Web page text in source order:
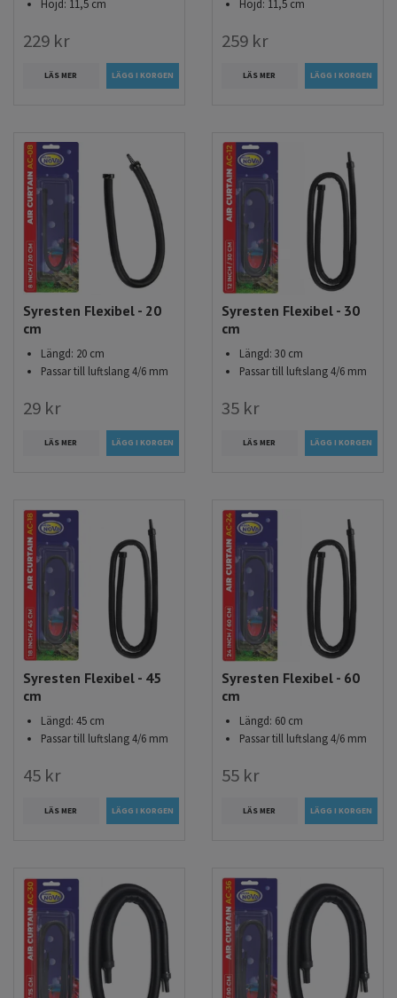
Höjd: 11,5 cm
229 kr
LÄS MER
Höjd: 11,5 cm
259 kr
LÄS MER
Syresten Flexibel - 20
cm
Längd: 20 cm
Passar till luftslang 4/6 mm
29 kr
LÄS MER
Syresten Flexibel - 30
cm
Längd: 30 cm
Passar till luftslang 4/6 mm
35 kr
LÄS MER
Syresten Flexibel - 45
cm
Längd: 45 cm
Passar till luftslang 4/6 mm
45 kr
LÄS MER
Syresten Flexibel - 60
cm
Längd: 60 cm
Passar till luftslang 4/6 mm
55 kr
LÄS MER